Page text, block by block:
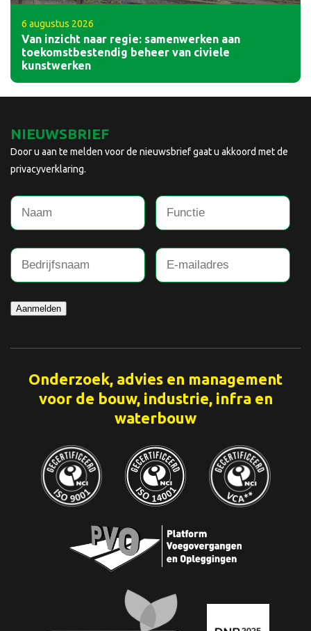
6 augustus 2026
Van inzicht naar regie: samenwerken aan
toekomstbestendig beheer van civiele
kunstwerken
NIEUWSBRIEF
Door u aan te melden voor de nieuwsbrief gaat u akkoord met de
privacyverklaring.
Aanmelden
Onderzoek, advies en management
voor de bouw, industrie, infra en
waterbouw